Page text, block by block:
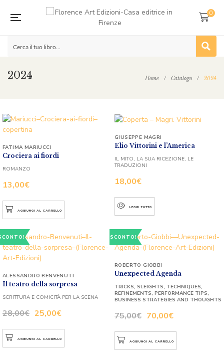
0
2024 Home / Catalogo / 2024
Crociera ai fiordi
13,00€
FATIMA MARIUCCI
ROMANZO
AGGIUNGI AL CARRELLO
Elio Vittorini e l’America
18,00€
GIUSEPPE MAGRI
IL MITO, LA SUA RICEZIONE, LE
TRADUZIONI
LEGGI TUTTO
Il teatro della sorpresa
28,00€ 25,00€
ALESSANDRO BENVENUTI
SCRITTURA E COMICITÀ PER LA SCENA
AGGIUNGI AL CARRELLO
SCONTO!
Unexpected Agenda
75,00€ 70,00€
ROBERTO GIOBBI
TRICKS, SLEIGHTS, TECHNIQUES,
REFINEMENTS, PERFORMANCE TIPS,
BUSINESS STRATEGIES AND THOUGHTS
AGGIUNGI AL CARRELLO